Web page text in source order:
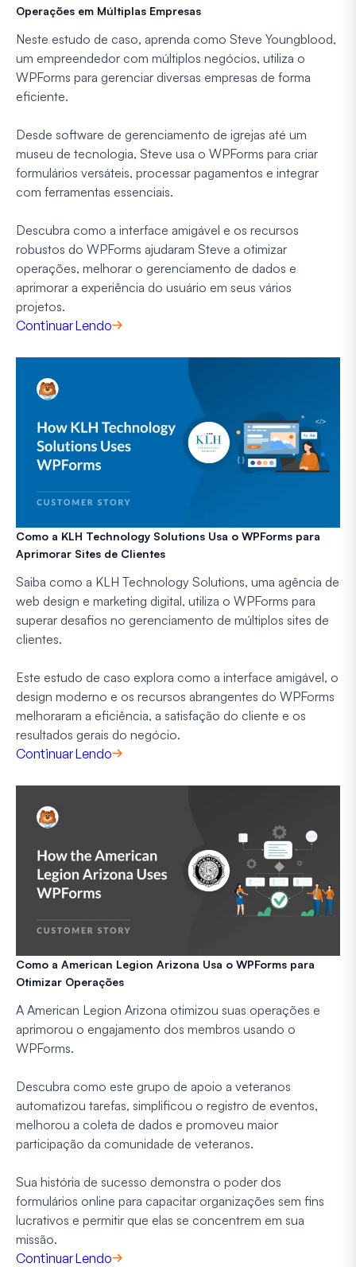
Operações em Múltiplas Empresas
Neste estudo de caso, aprenda como Steve Youngblood,
um empreendedor com múltiplos negócios, utiliza o
WPForms para gerenciar diversas empresas de forma
eficiente.
Desde software de gerenciamento de igrejas até um
museu de tecnologia, Steve usa o WPForms para criar
formulários versáteis, processar pagamentos e integrar
com ferramentas essenciais.
Descubra como a interface amigável e os recursos
robustos do WPForms ajudaram Steve a otimizar
operações, melhorar o gerenciamento de dados e
aprimorar a experiência do usuário em seus vários
projetos.
Continuar Lendo
Como a KLH Technology Solutions Usa o WPForms para
Aprimorar Sites de Clientes
Saiba como a KLH Technology Solutions, uma agência de
web design e marketing digital, utiliza o WPForms para
superar desafios no gerenciamento de múltiplos sites de
clientes.
Este estudo de caso explora como a interface amigável, o
design moderno e os recursos abrangentes do WPForms
melhoraram a eficiência, a satisfação do cliente e os
resultados gerais do negócio.
Continuar Lendo
Como a American Legion Arizona Usa o WPForms para
Otimizar Operações
A American Legion Arizona otimizou suas operações e
aprimorou o engajamento dos membros usando o
WPForms.
Descubra como este grupo de apoio a veteranos
automatizou tarefas, simplificou o registro de eventos,
melhorou a coleta de dados e promoveu maior
participação da comunidade de veteranos.
Sua história de sucesso demonstra o poder dos
formulários online para capacitar organizações sem fins
lucrativos e permitir que elas se concentrem em sua
missão.
Continuar Lendo